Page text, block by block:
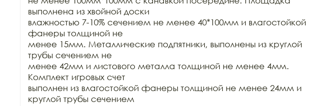
выполнена из хвойной доски
влажностью 7-10% сечением не менее 40*100мм и влагостойкой
фанеры толщиной не
менее 15мм. Металлические подпятники, выполнены из круглой
трубы сечением не
менее 42мм и листового металла толщиной не менее 4мм.
Комплект игровых счет
выполнен из влагостойкой фанеры толщиной не менее 24мм и
круглой трубы сечением